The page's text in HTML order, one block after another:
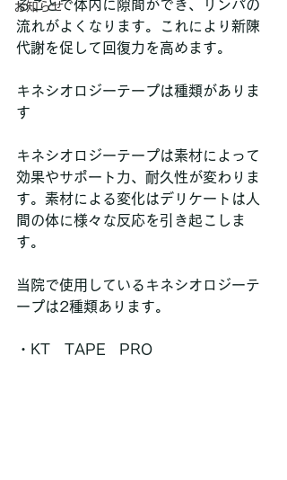
お知らせ
ることで体内に隙間ができ、リンパの
流れがよくなります。これにより新陳
代謝を促して回復力を高めます。
キネシオロジーテープは種類がありま
す
キネシオロジーテープは素材によって
効果やサポート力、耐久性が変わりま
す。素材による変化はデリケートは人
間の体に様々な反応を引き起こしま
す。
当院で使用しているキネシオロジーテ
ープは2種類あります。
・KT　TAPE　PRO